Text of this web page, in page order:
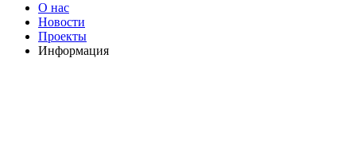
О нас
Новости
Проекты
Информация